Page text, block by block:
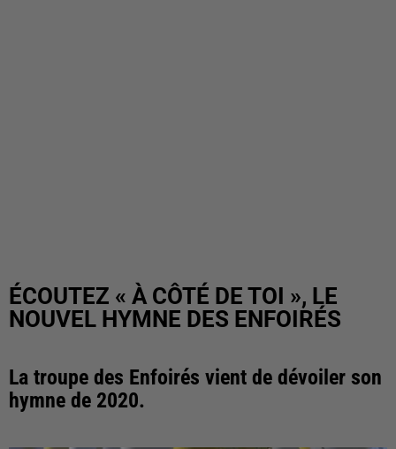
ÉCOUTEZ « À CÔTÉ DE TOI », LE
NOUVEL HYMNE DES ENFOIRÉS
La troupe des Enfoirés vient de dévoiler son
hymne de 2020.